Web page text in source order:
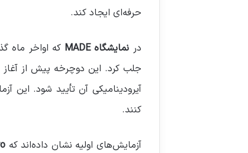
حرفه‌ای ایجاد کند.
در نمایشگاه MADE که اواخر ماه
جلب کرد. این دوچرخه پیش از آغاز
آیرودینامیکی آن تأیید شود. این
کنند.
آزمایش‌های اولیه نشان داده‌اند که